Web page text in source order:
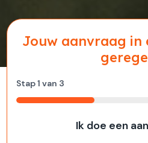
Jouw aanvraag in
Stap1 van 3
33%
Ik doe een